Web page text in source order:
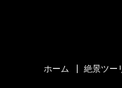
ホーム 絶景ツー